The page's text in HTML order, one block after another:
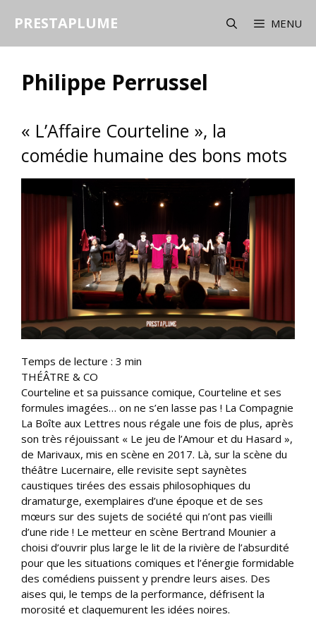
PRESTAPLUME MENU
Philippe Perrussel
« L’Affaire Courteline », la
comédie humaine des bons mots
Temps de lecture : 3 min
THÉÂTRE & CO
Courteline et sa puissance comique, Courteline et ses
formules imagées… on ne s’en lasse pas ! La Compagnie
La Boîte aux Lettres nous régale une fois de plus, après
son très réjouissant « Le jeu de l’Amour et du Hasard »,
de Marivaux, mis en scène en 2017. Là, sur la scène du
théâtre Lucernaire, elle revisite sept saynètes
caustiques tirées des essais philosophiques du
dramaturge, exemplaires d’une époque et de ses
mœurs sur des sujets de société qui n’ont pas vieilli
d’une ride ! Le metteur en scène Bertrand Mounier a
choisi d’ouvrir plus large le lit de la rivière de l’absurdité
pour que les situations comiques et l’énergie formidable
des comédiens puissent y prendre leurs aises. Des
aises qui, le temps de la performance, défrisent la
morosité et claquemurent les idées noires.